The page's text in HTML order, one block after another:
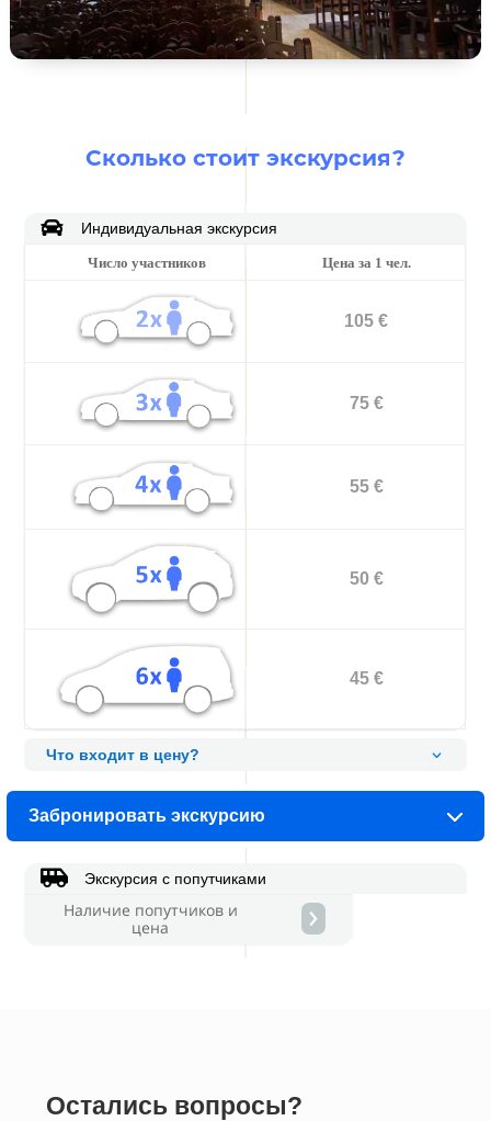
Сколько стоит экскурсия?
 Индивидуальная экскурсия
Число участников Цена за 1 чел.
105 €
75 €
55 €
50 €
45 €
Что входит в цену?
Забронировать экскурсию
 Экскурсия с попутчиками
Наличие попутчиков и
цена
›
Остались вопросы?